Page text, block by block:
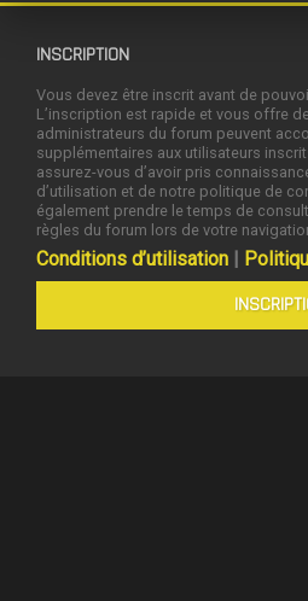
INSCRIPTION
Vous devez être inscrit avant de
L’inscription est rapide et vous offre
administrateurs du forum peuvent
supplémentaires aux utilisateurs
assurez-vous d’avoir pris
d’utilisation et de notre politique de
également prendre le temps de
règles du forum lors de votre
Conditions d’utilisation |